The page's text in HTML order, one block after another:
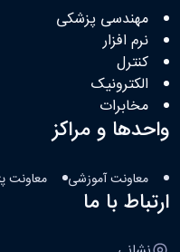
مهندسی پزشکی
نرم افزار
کنترل
الکترونیک
مخابرات
واحدها و مراکز
معاونت آموزشی معاونت
ارتباط با ما